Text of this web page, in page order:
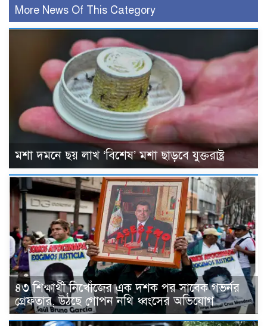
More News Of This Category
মশা দমনে ছয় লাখ ‘বিশেষ’ মশা ছাড়বে যুক্তরাষ্ট্র
৪৩ শিক্ষার্থী নিখোঁজের এক দশক পর সাবেক গভর্নর
গ্রেফতার, উঠছে গোপন নথি ধ্বংসের অভিযোগ